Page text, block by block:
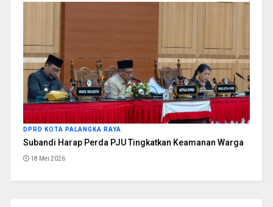
DPRD KOTA PALANGKA RAYA
Subandi Harap Perda PJU Tingkatkan Keamanan Warga
18 Mei 2026